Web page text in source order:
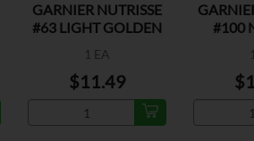
GARNIER NUTRISSE
#63 LIGHT GOLDEN
1 EA
$11.49
#100